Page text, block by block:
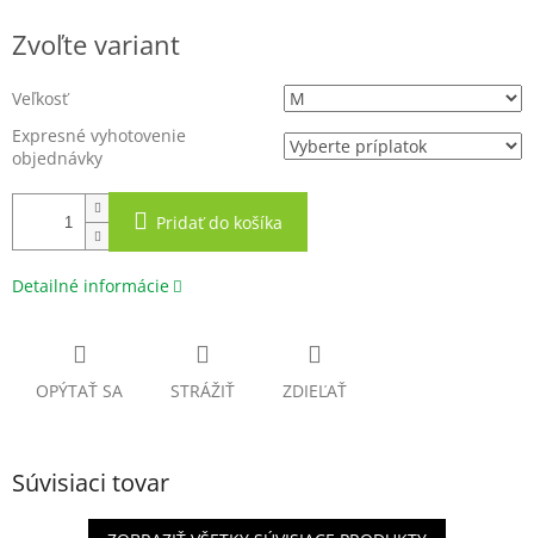
cena:
Zvoľte variant
Veľkosť
Expresné vyhotovenie
objednávky
Pridať do košíka
Detailné informácie
OPÝTAŤ SA STRÁŽIŤ ZDIEĽAŤ
Súvisiaci tovar